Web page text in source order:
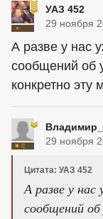
УАЗ 452
29 ноября
А разве у нас
сообщений об
конкретно
29 ноября
Цитата: УАЗ 452
А разве у
сообщений